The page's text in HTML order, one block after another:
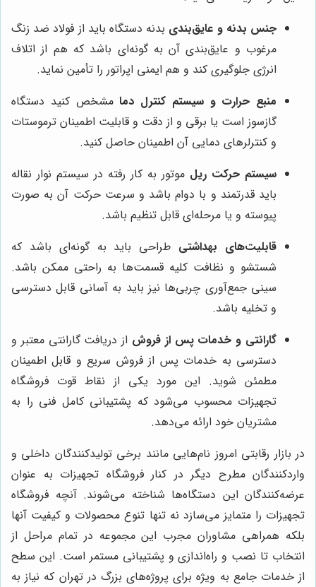
جنس بدنه و عایق‌بندی بدنه دستگاه باید از فولاد ضد زنگ
مرغوب و عایق‌بندی آن به گونه‌ای باشد که هم از اتلاف
انرژی جلوگیری کند و هم ایمنی اپراتور را تأمین نماید.
منبع حرارت و سیستم کنترل دما مشخص کنید دستگاه
گازسوز است یا برقی و از دقت و قابلیت اطمینان ترموستات
و کنترلرهای دمایی آن اطمینان حاصل کنید.
سیستم حرکت ریل موتور به کار رفته در سیستم نوار نقاله
باید قدرتمند و با دوام باشد و سرعت حرکت آن به صورت
پیوسته و یا مرحله‌ای قابل تنظیم باشد.
قابلیت‌های بهداشتی طراحی باید به گونه‌ای باشد که
شستشو و نظافت کلیه قسمت‌ها به راحتی ممکن باشد.
سینی جمع‌آوری چربی‌ها نیز باید به آسانی قابل دسترسی
و تخلیه باشد.
گارانتی و خدمات پس از فروش از دریافت گارانتی معتبر و
دسترسی به خدمات پس از فروش سریع و قابل اطمینان
مطمئن شوید. این مورد یکی از نقاط قوت فروشگاه
تجهیزات محسوب می‌شود که پشتیبانی کامل فنی را به
مشتریان خود ارائه می‌دهد.
در بازار رقابتی امروز نام‌هایی مانند برخی تولیدکنندگان داخلی و
واردکنندگان مطرح دیگر در کنار فروشگاه تجهیزات به عنوان
عرضه‌کنندگان این دستگاه‌ها شناخته می‌شوند. آنچه فروشگاه
تجهیزات را متمایز می‌سازد نه تنها تنوع محصولات و کیفیت آنها
بلکه همراهی مشاوران مجرب این مجموعه در تمام مراحل از
انتخاب تا نصب و راه‌اندازی و پشتیبانی مستمر است. این سطح
از خدمات جامع به ویژه برای پروژه‌های بزرگ در تهران که نیاز به